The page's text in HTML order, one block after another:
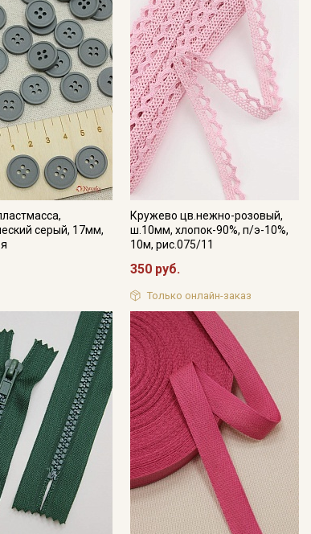
серый, 17мм,
Кружево цв.нежно-розовый,
ш.10мм, хлопок-90%, п/э-10%,
10м, рис.075/11
350 руб.
Только онлайн-заказ
Подписаться
Ознакомлен(а) сПолитикой обработки
данных
и даюСогласие на обработку
данных
ДаюСогласие на получение рекламных и
информационных рассылок